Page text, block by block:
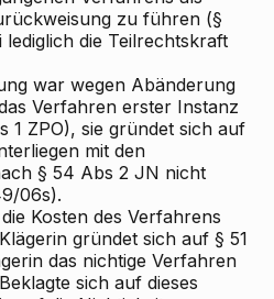
zu führen (§
die Teilrechtskraft
war wegen Abänderung
Verfahren erster Instanz
1 ZPO), sie gründet sich auf
mit den
§ 54 Abs 2 JN nicht
06s).
Kosten des Verfahrens
gründet sich auf § 51
das nichtige Verfahren
sich auf dieses